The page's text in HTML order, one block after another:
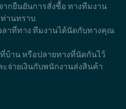
ากยืนยันการสั่งซื้อ ทางทีมงาน
านทราบ
ลาที่ทาง ทีมงานได้นัดกับทางคุณ
บ้าน หรือปลายทางที่นัดกันไว้
ะจ่ายเงินกับพนักงานส่งสินค้า